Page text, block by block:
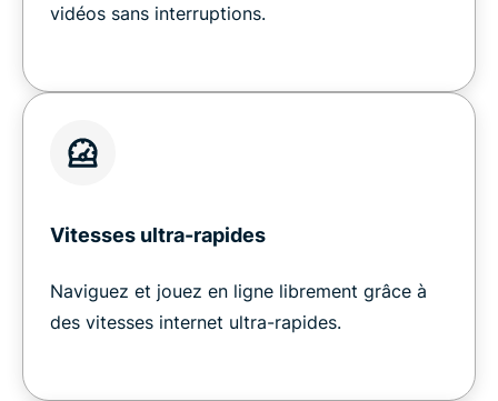
vidéos sans interruptions.
Vitesses ultra-rapides
Naviguez et jouez en ligne librement grâce à
des vitesses internet ultra-rapides.